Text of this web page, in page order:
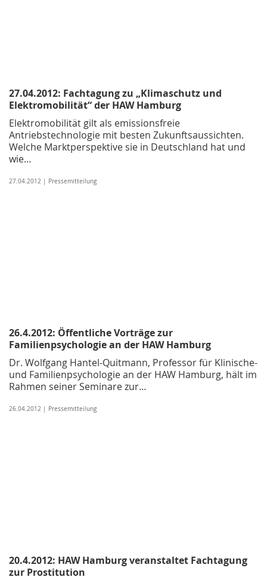
27.04.2012: Fachtagung zu „Klimaschutz und
Elektromobilität“ der HAW Hamburg
Elektromobilität gilt als emissionsfreie
Antriebstechnologie mit besten Zukunftsaussichten.
Welche Marktperspektive sie in Deutschland hat und
wie…
27.04.2012 | Pressemitteilung
26.4.2012: Öffentliche Vorträge zur
Familienpsychologie an der HAW Hamburg
Dr. Wolfgang Hantel-Quitmann, Professor für Klinische-
und Familienpsychologie an der HAW Hamburg, hält im
Rahmen seiner Seminare zur…
26.04.2012 | Pressemitteilung
20.4.2012: HAW Hamburg veranstaltet Fachtagung
zur Prostitution